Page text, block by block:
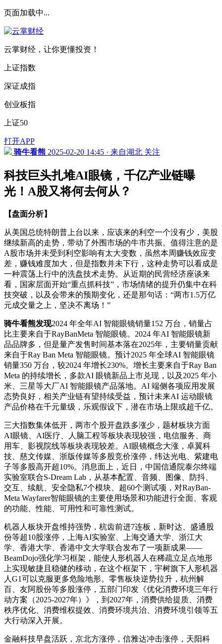
页面加载中...
云掌财经，让你更懂投资！
上证指数
深证成指
创业板指
上证50
打开APP
骑牛看熊 2025-02-20 14:45 · 来自湖北 关注
科技巨头扎堆AI眼镜，千亿产业链曝
光！A股又将何去何从？
【盘面分析】
从美国总统特朗普上台以来，应该来的利空一个没有少，美股
继续新高的走势，带动了外围市场的牛市共振。值得注意的是
A股市场并未受到利空影响有太大变数，虽然本周赚钱效应变
差，赚钱难度加大，但是指数并未下行，这种走势可以看成是
一种震荡上行中的洗盘技术走势。从近期的民营经济座谈来
看，国家层面开始“重点抓科技”，市场情绪的提升仍集中在科
技突破，以及会带来的预期变化，还是那句话：“两市1.5万亿
元成交量之上，坚决不离场！”
骑牛看熊发现2024 年全年AI 智能眼镜销量152 万台，销量占
比主要来自于RayBanMeta 智能眼镜。2024 年AI 智能眼镜新
品品牌多，但是量产发售时间基本落在2025年，主要销量贡献
来自于Ray Ban Meta 智能眼镜。预计2025 年全球AI 智能眼镜
销量350 万台，较2024 年增长230%。增长主要来自于Ray Ban
Meta 的持续增长，多款AI 眼镜新品上市兑现，以及2025 年小
米、三星等大厂AI 智能眼镜产品落地。AI 端侧各项应用发展
态势良好，相关产业链有望持续受益，预计未来AI 运动眼镜
产品价格在千元量级，乐观假设下，潜在市场上限或超千亿。
三大指数集体低开，两市个股开盘跌多涨少，题材板块方面
AI眼镜、AI医疗、人脑工程等板块表现较强，电信服务、商
用车、影视院线等板块表现较差。AI眼镜概念大涨，卓翼科
技、慈文传媒、浙版传媒等多股竞价涨停，纬达光电、紫建电
子等多股高开超10%。消息面上，近日，中国信通院泰尔终端
实验室联合S-Dream Lab，从基本配置、音频、图像、防抖、
交互、续航、安全隐私7个模块、超60个测试项，对RayBan-
Meta Wayfarer智能眼镜的主要使用场景和功能进行全面、客观
的功能、性能、可用性和可靠性测试。
机器人板块开盘维持强势，杭齿前进7连板，新时达、盛通股
份等超10股涨停，上海AI实验室、上海交通大学、浙江大
学、香港大学、香港中文大学联合发布了一项新成果——
BeamDojo强化学习框架，能使人形机器人在稀疏立足点地形
上实现敏捷且稳健的移动，在这个框架下，宇树旗下人形机器
人G1可以克服更多危险地形。零售板块逆势拉升，杭州解
百、友阿股份等多股涨停，五部门印发《优化消费环境三年行
动方案（2025-2027年）》，到2027年，消费供给提质、消费
秩序优化、消费维权提效、消费环境共治、消费环境引领等五
大行动深入开展。
金融科技早盘活跃，京北方涨停，信雅达冲击涨停，天阳科